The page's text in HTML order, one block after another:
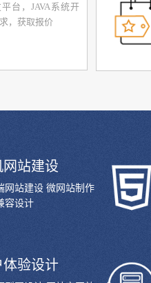
台，JAVA系统开
，获取报价
网站建设
网站建设 微网站制作
容设计
体验设计